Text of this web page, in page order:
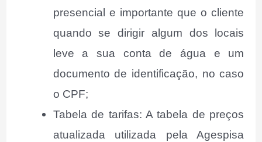
presencial e importante que o cliente
quando se dirigir algum dos locais
leve a sua conta de água e um
documento de identificação, no caso
o CPF;
Tabela de tarifas: A tabela de preços
atualizada utilizada pela Agespisa